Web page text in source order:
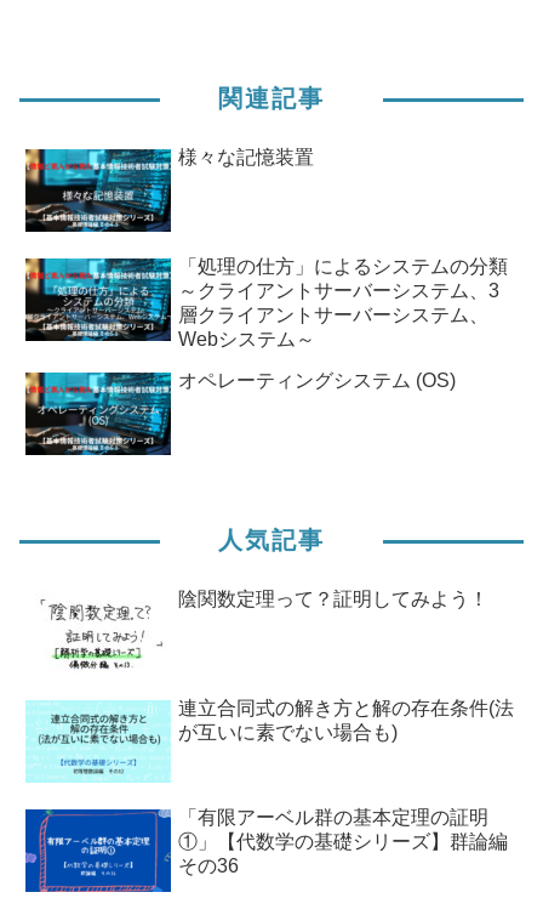
関連記事
様々な記憶装置
「処理の仕方」によるシステムの分類
～クライアントサーバーシステム、3
層クライアントサーバーシステム、
Webシステム～
オペレーティングシステム (OS)
人気記事
陰関数定理って？証明してみよう！
連立合同式の解き方と解の存在条件(法
が互いに素でない場合も)
「有限アーベル群の基本定理の証明
①」【代数学の基礎シリーズ】群論編
その36